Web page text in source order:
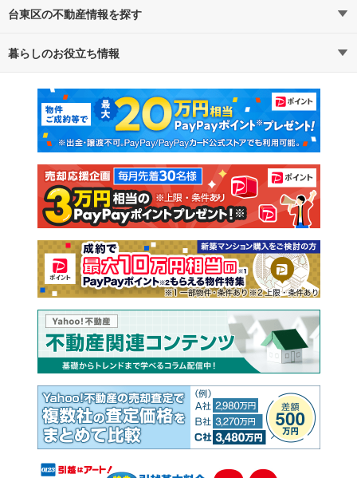
路線・駅から探す
通勤・通学時間から探す
台東区の不動産情報を探す
不動産・住宅
新築マンション 中古マンション
新築一戸建て 中古一戸建て
注文住宅 土地
売却査定
暮らしのお役立ち情報
マンションカタログ 教えて！住まいの先生